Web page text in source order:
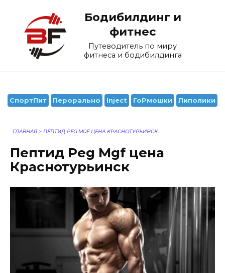
содержанию
Бодибилдинг и
фитнес
Путеводитель по миру
фитнеса и бодибилдинга
СпортПит Перорально Inject ГоРмошки Липолики
ГЛАВНАЯ > ПЕПТИД PEG MGF ЦЕНА КРАСНОТУРЬИНСК
Пептид Peg Mgf цена
Краснотурьинск